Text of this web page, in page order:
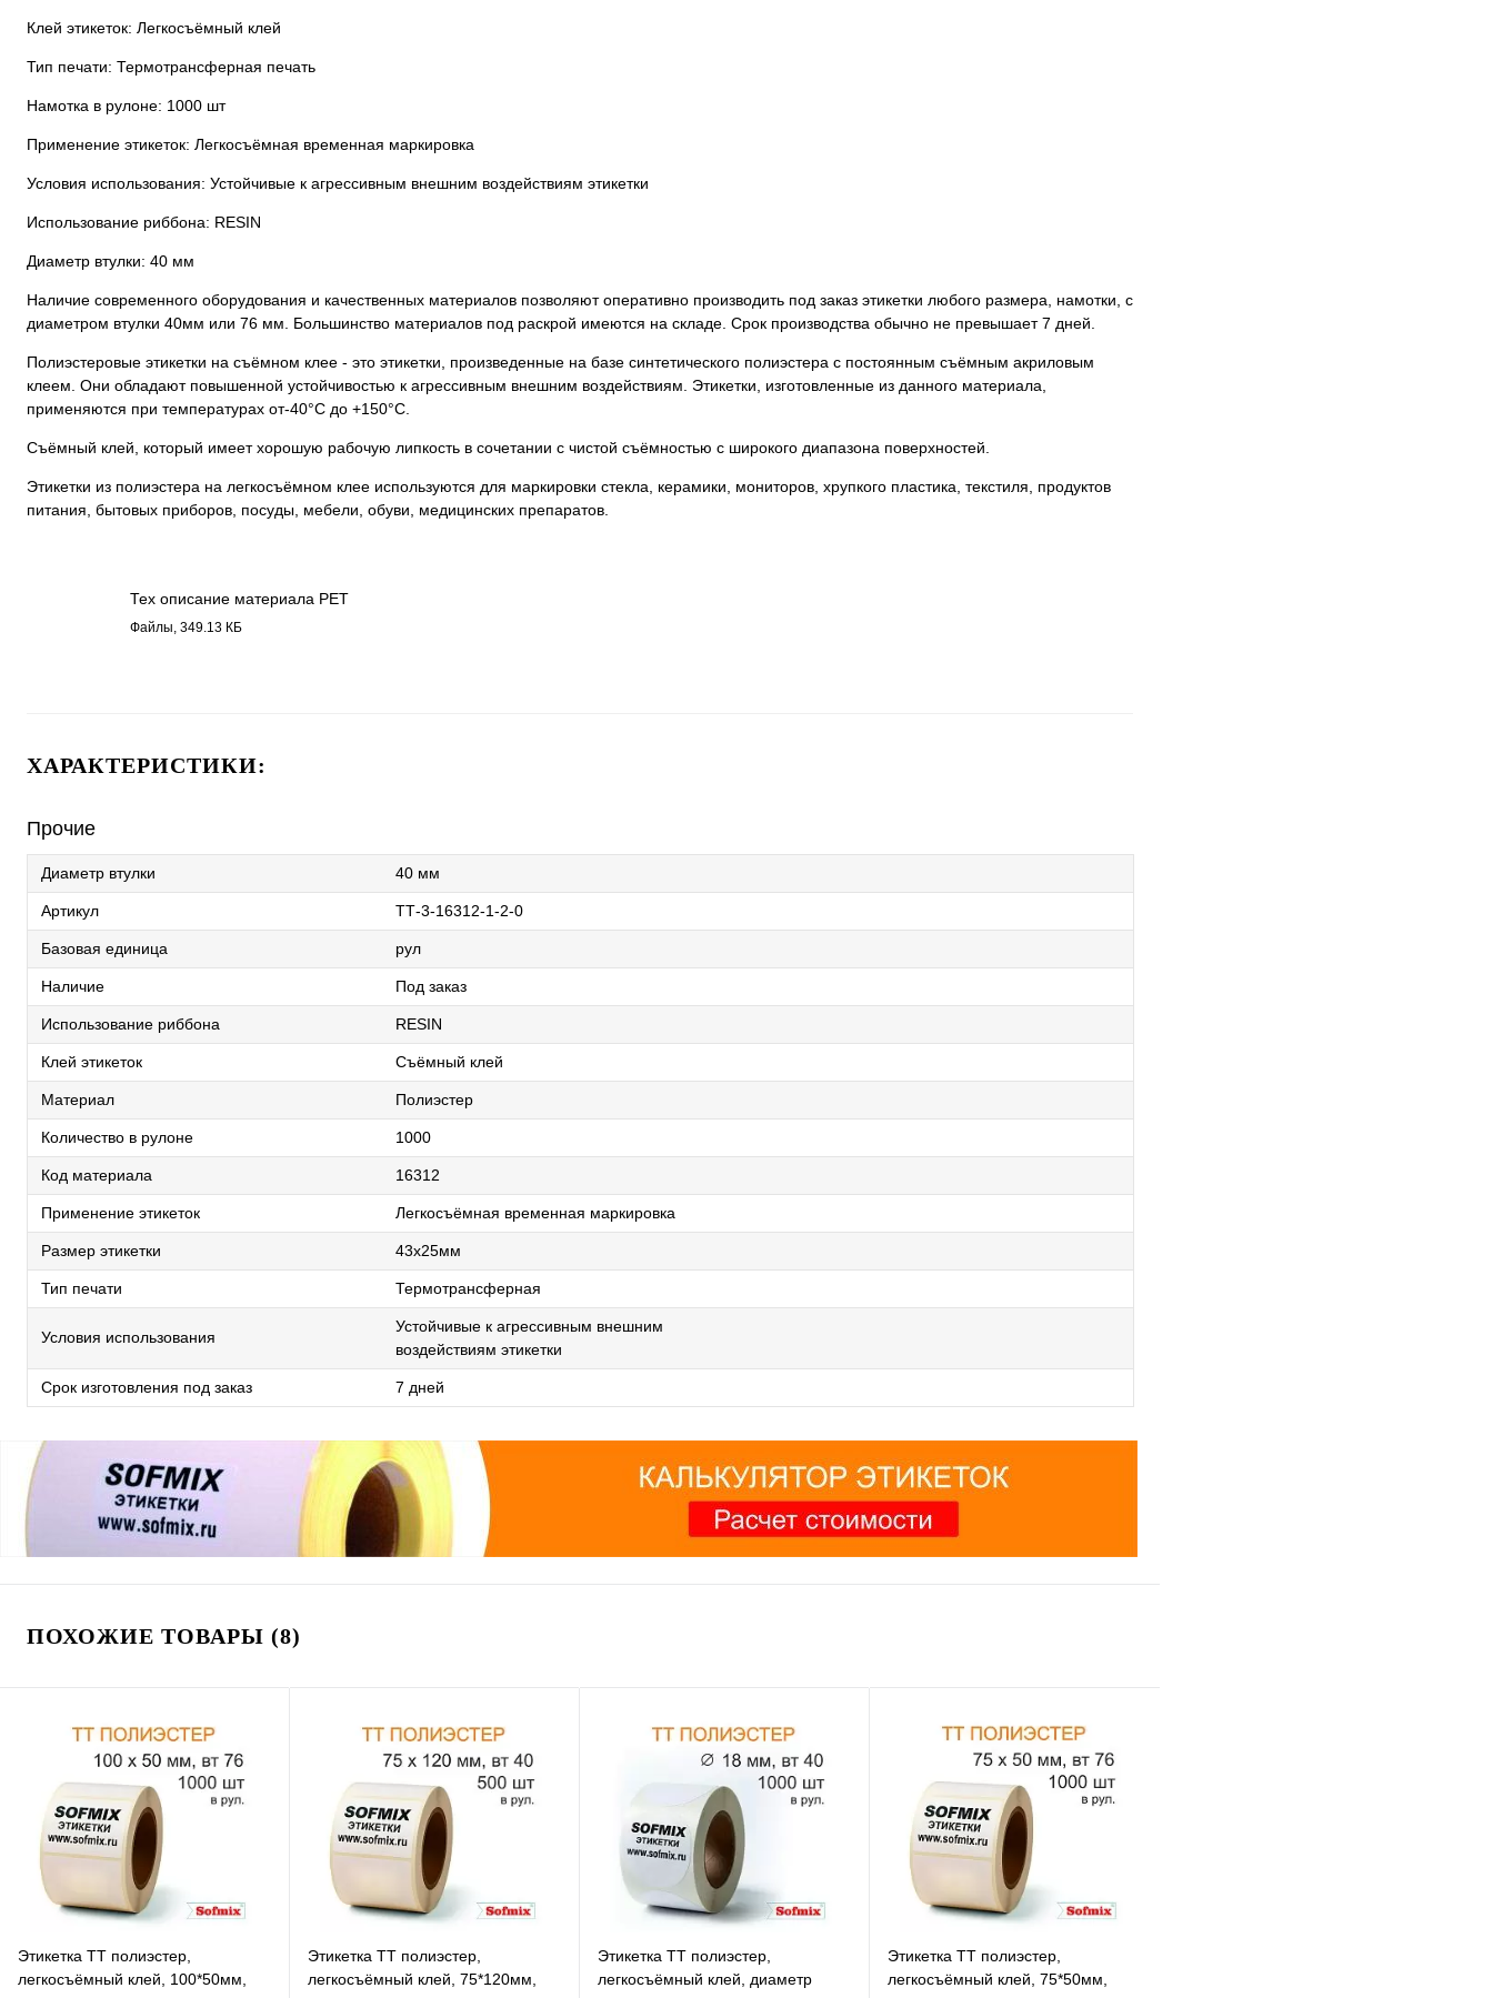
Клей этикеток: Легкосъёмный клей
Тип печати: Термотрансферная печать
Намотка в рулоне: 1000 шт
Применение этикеток: Легкосъёмная временная маркировка
Условия использования: Устойчивые к агрессивным внешним воздействиям этикетки
Использование риббона: RESIN
Диаметр втулки: 40 мм
Наличие современного оборудования и качественных материалов позволяют оперативно производить под заказ этикетки любого размера, намотки, с
диаметром втулки 40мм или 76 мм. Большинство материалов под раскрой имеются на складе. Срок производства обычно не превышает 7 дней.
Полиэстеровые этикетки на съёмном клее - это этикетки, произведенные на базе синтетического полиэстера с постоянным съёмным акриловым
клеем. Они обладают повышенной устойчивостью к агрессивным внешним воздействиям. Этикетки, изготовленные из данного материала,
применяются при температурах от-40°С до +150°С.
Съёмный клей, который имеет хорошую рабочую липкость в сочетании с чистой съёмностью с широкого диапазона поверхностей.
Этикетки из полиэстера на легкосъёмном клее используются для маркировки стекла, керамики, мониторов, хрупкого пластика, текстиля, продуктов
питания, бытовых приборов, посуды, мебели, обуви, медицинских препаратов.
Тех описание материала PET
белый легкосъемный клей
Файлы, 349.13 КБ
ХАРАКТЕРИСТИКИ:
Прочие
Диаметр втулки 40 мм
Артикул ТТ-3-16312-1-2-0
Базовая единица рул
Наличие Под заказ
Использование риббона RESIN
Клей этикеток Съёмный клей
Материал Полиэстер
Количество в рулоне 1000
Код материала 16312
Применение этикеток Легкосъёмная временная маркировка
Размер этикетки 43х25мм
Тип печати Термотрансферная
Условия использования
Устойчивые к агрессивным внешним
воздействиям этикетки
Срок изготовления под заказ 7 дней
ПОХОЖИЕ ТОВАРЫ (8)
Этикетка ТТ полиэстер,
легкосъёмный клей, 100*50мм,
Этикетка ТТ полиэстер,
легкосъёмный клей, 75*120мм,
Этикетка ТТ полиэстер,
легкосъёмный клей, диаметр
Этикетка ТТ полиэстер,
легкосъёмный клей, 75*50мм,